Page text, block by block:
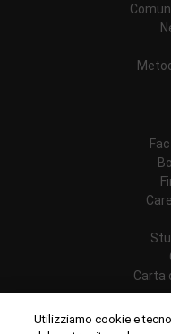
Carta
Utilizziamo cookie e